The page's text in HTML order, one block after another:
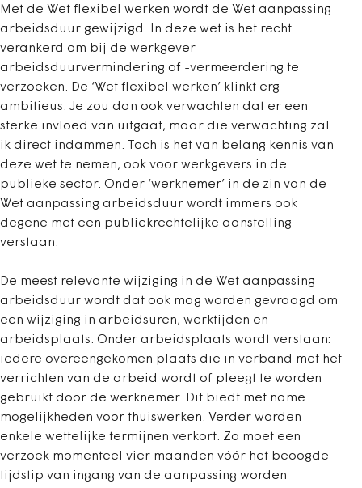
Met de Wet flexibel werken wordt de Wet aanpassing
arbeidsduur gewijzigd. In deze wet is het recht
verankerd om bij de werkgever
arbeidsduurvermindering of -vermeerdering te
verzoeken. De ‘Wet flexibel werken’ klinkt erg
ambitieus. Je zou dan ook verwachten dat er een
sterke invloed van uitgaat, maar die verwachting zal
ik direct indammen. Toch is het van belang kennis van
deze wet te nemen, ook voor werkgevers in de
publieke sector. Onder ‘werknemer’ in de zin van de
Wet aanpassing arbeidsduur wordt immers ook
degene met een publiekrechtelijke aanstelling
verstaan.
De meest relevante wijziging in de Wet aanpassing
arbeidsduur wordt dat ook mag worden gevraagd om
een wijziging in arbeidsuren, werktijden en
arbeidsplaats. Onder arbeidsplaats wordt verstaan:
iedere overeengekomen plaats die in verband met het
verrichten van de arbeid wordt of pleegt te worden
gebruikt door de werknemer. Dit biedt met name
mogelijkheden voor thuiswerken. Verder worden
enkele wettelijke termijnen verkort. Zo moet een
verzoek momenteel vier maanden vóór het beoogde
tijdstip van ingang van de aanpassing worden